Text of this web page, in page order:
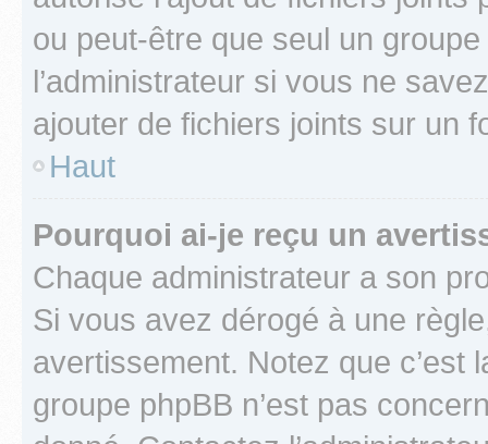
ou peut-être que seul un
l’administrateur si vous ne
ajouter de fichiers joints sur un
Haut
Pourquoi ai-je reçu un
Chaque administrateur a son
Si vous avez dérogé à une
avertissement. Notez que c’est
groupe phpBB n’est pas